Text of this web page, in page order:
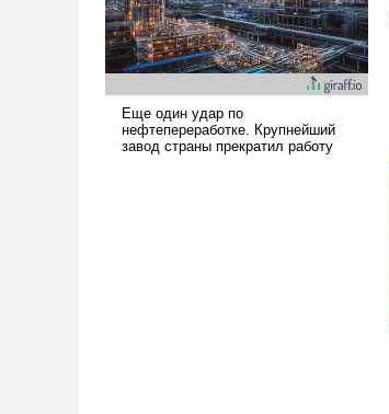
уязвимости США, например,
перед Китаем.